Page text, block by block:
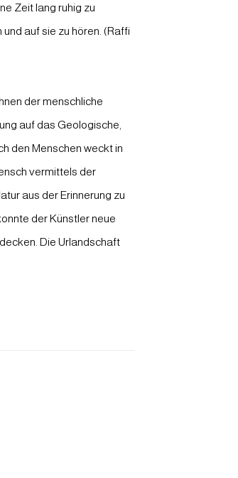
Zeit lang ruhig zu
auf sie zu hören. (Raffi
der menschliche
auf das Geologische,
den Menschen weckt in
vermittels der
aus der Erinnerung zu
der Künstler neue
Die Urlandschaft